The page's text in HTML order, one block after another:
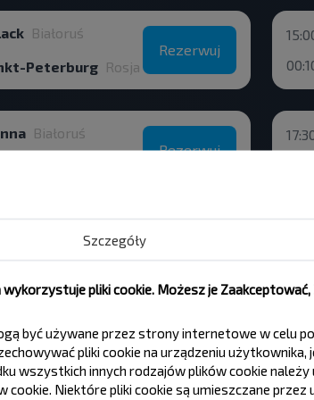
Białoruś
Peterburg Rosja
Rezerwuj
Białoruś
Rezerwuj
Warszawa airport Chopina
Białoruś
Białoruś
Białoruś
Rezerwuj
Szczegóły
pliki cookie. Możesz je
być używane przez strony internetowe w celu
pliki cookie na urządzeniu użytkownika,
wszystkich innych rodzajów plików cookie
Niektóre pliki cookie są umieszczane przez